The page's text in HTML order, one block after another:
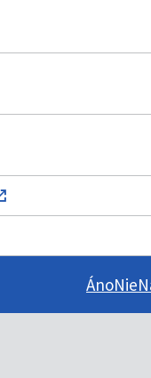
ÁnoNie